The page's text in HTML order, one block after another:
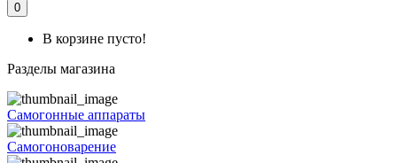
0
В корзине пусто!
Разделы магазина
Самогонные аппараты
Самогоноварение